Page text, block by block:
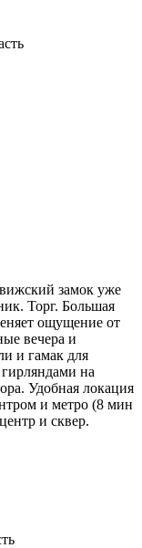
замок уже
Торг. Большая
ощущение от
вечера и
и гамак для
на
Удобная локация
и метро (8 мин
и сквер.